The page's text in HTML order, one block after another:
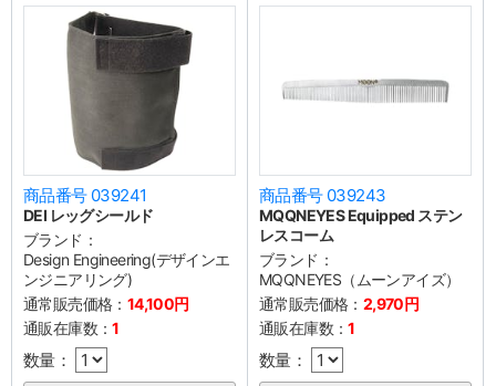
商品番号 039241
DEI レッグシールド
ブランド：
Design Engineering(デザインエ
ンジニアリング)
通常販売価格： 14,100円
通販在庫数：1
数量：
商品番号 039243
MQQNEYES Equipped ステン
レスコーム
ブランド：
MQQNEYES（ムーンアイズ）
通常販売価格： 2,970円
通販在庫数：1
数量：